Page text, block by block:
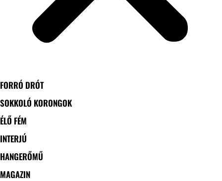
FORRÓ DRÓT
SOKKOLÓ KORONGOK
ÉLŐ FÉM
INTERJÚ
HANGERŐMŰ
MAGAZIN